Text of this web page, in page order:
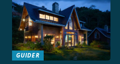
GUIDER